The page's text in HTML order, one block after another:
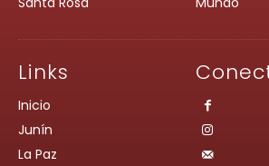
Links
Inicio
Junín
La Paz